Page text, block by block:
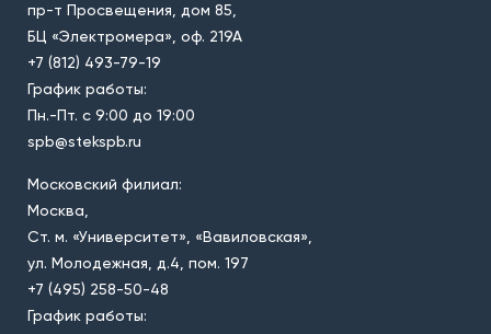
пр-т Просвещения, дом 85,
БЦ «Электромера», оф. 219А
+7 (812) 493-79-19
График работы:
Пн.-Пт. с 9:00 до 19:00
spb@stekspb.ru
Московский филиал:
Москва,
Ст. м. «Университет», «Вавиловская»,
ул. Молодежная, д.4, пом. 197
+7 (495) 258-50-48
График работы: